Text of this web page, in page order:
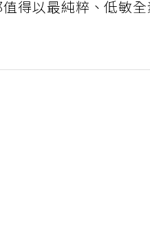
得以最純粹、低敏全